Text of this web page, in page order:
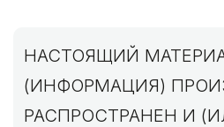
НАСТОЯЩИЙ
(ИНФОРМАЦИЯ)
РАСПРОСТРАНЕН И